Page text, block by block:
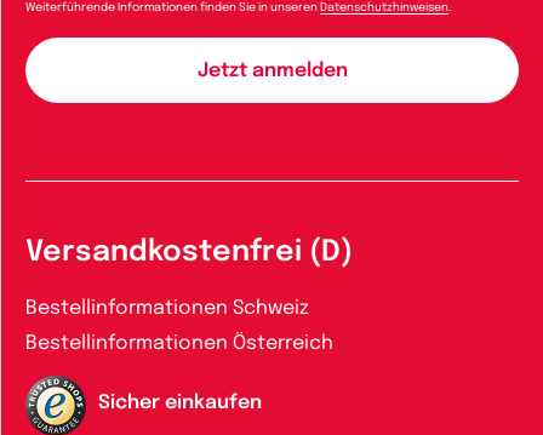
Weiterführende Informationen finden Sie in unseren Datenschutzhinweisen
Versandkostenfrei (D)
Bestellinformationen Schweiz
Bestellinformationen Österreich
Sicher einkaufen